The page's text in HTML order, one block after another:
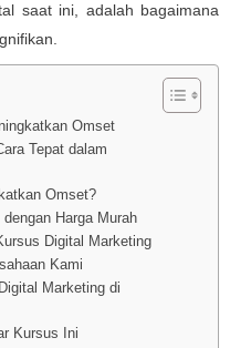
saat ini, adalah bagaimana
Omset
Tepat dalam
Omset?
Harga Murah
Digital Marketing
Kami
Marketing di
Kursus Ini